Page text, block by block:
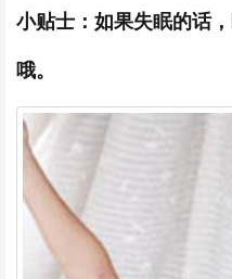
小贴士：如果失眠的话
哦。